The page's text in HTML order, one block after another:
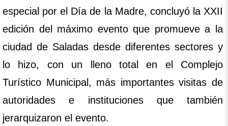
especial por el Día de la Madre, concluyó la XXII
edición del máximo evento que promueve a la
ciudad de Saladas desde diferentes sectores y
lo hizo, con un lleno total en el Complejo
Turístico Municipal, más importantes visitas de
autoridades e instituciones que también
jerarquizaron el evento.